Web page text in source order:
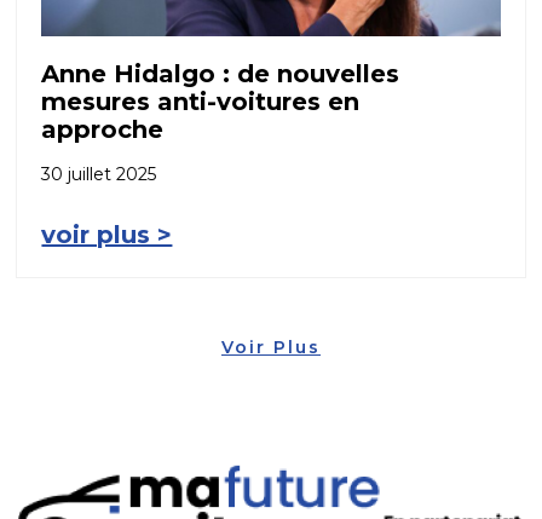
Anne Hidalgo : de nouvelles
mesures anti-voitures en
approche
30 juillet 2025
voir plus >
Voir Plus